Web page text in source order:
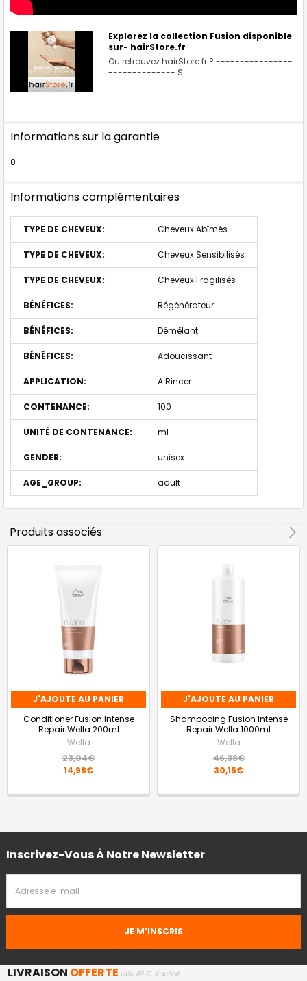
Explorez la collection Fusion disponible
sur- hairStore.fr
Ou retrouvez hairStore.fr ? ----------------
-------------- S...
Informations sur la garantie
0
Informations complémentaires
TYPE DE CHEVEUX: Cheveux Abîmés
TYPE DE CHEVEUX: Cheveux Sensibilisés
TYPE DE CHEVEUX: Cheveux Fragilisés
BÉNÉFICES: Régénérateur
BÉNÉFICES: Démêlant
BÉNÉFICES: Adoucissant
APPLICATION: A Rincer
CONTENANCE: 100
UNITÉ DE CONTENANCE: ml
GENDER: unisex
AGE_GROUP: adult
Produits associés
J'AJOUTE AU PANIER
Conditioner Fusion Intense
Repair Wella 200ml
Wella
23,04€
14,98€
J'AJOUTE AU PANIER
Shampooing Fusion Intense
Repair Wella 1000ml
Wella
46,38€
30,15€
Inscrivez-Vous À Notre Newsletter
Email
LIVRAISON OFFERTE dès 49 € d'achat